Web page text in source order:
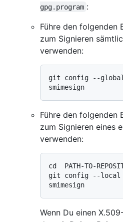
gpg.program :
Führe den folgenden
zum Signieren
verwenden:
git config --global
Führe den folgenden
zum Signieren eines
verwenden:
cd  PATH-TO-
git config --local
Wenn Du einen